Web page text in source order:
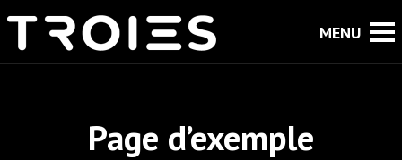
Page d’exemple